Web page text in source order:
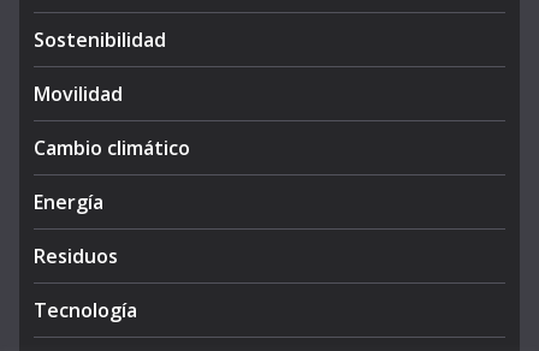
Sostenibilidad
Movilidad
Cambio climático
Energía
Residuos
Tecnología